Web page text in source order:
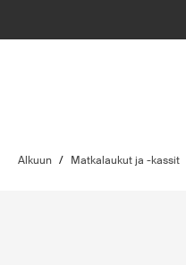
Alkuun / Matkalaukut ja -kassit